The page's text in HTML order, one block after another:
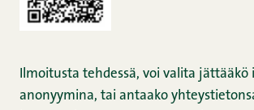
Ilmoitusta tehdessä, voi valita
anonyymina, tai antaako